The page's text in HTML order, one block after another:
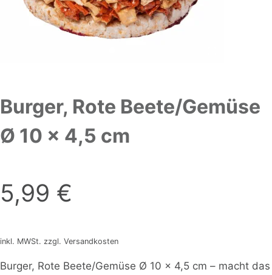
Burger, Rote Beete/Gemüse
Ø 10 x 4,5 cm
5,99 €
inkl. MWSt. zzgl. Versandkosten
Burger, Rote Beete/Gemüse Ø 10 x 4,5 cm – macht das